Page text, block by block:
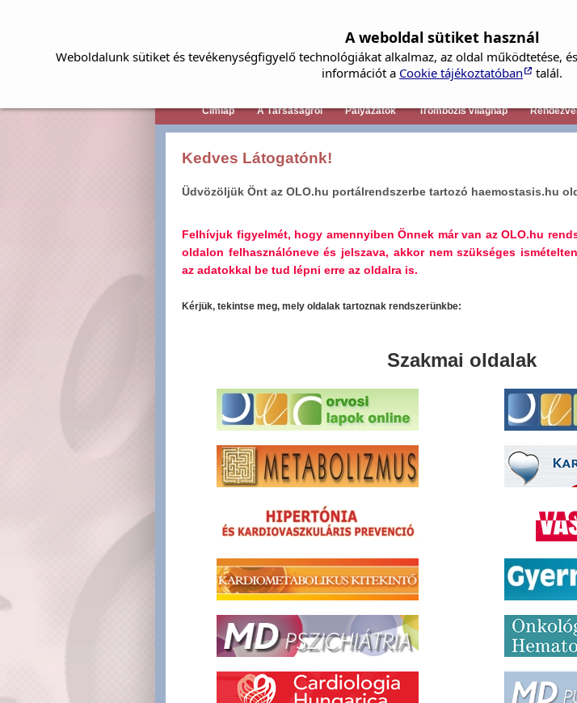
Címlap A Társaságról Pályázatok Trombózis világnap
Kedves Látogatónk!
Üdvözöljük Önt az OLO.hu portálrendszerbe tartozó haemostasis.hu
Felhívjuk figyelmét, hogy amennyiben Önnek már van az OLO.hu
oldalon felhasználóneve és jelszava, akkor nem szükséges
az adatokkal be tud lépni erre az oldalra is.
Kérjük, tekintse meg, mely oldalak tartoznak rendszerünkbe:
Szakmai oldalak
A weboldal sütiket használ
Weboldalunk sütiket és tevékenységfigyelő technológiákat alkalmaz, az oldal működtetése,
információt a Cookie tájékoztatóban talál.